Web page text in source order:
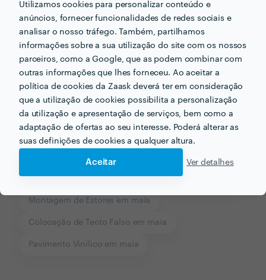
Utilizamos cookies para personalizar conteúdo e
anúncios, fornecer funcionalidades de redes sociais e
analisar o nosso tráfego. Também, partilhamos
informações sobre a sua utilização do site com os nossos
parceiros, como a Google, que as podem combinar com
outras informações que lhes forneceu. Ao aceitar a
política de cookies da Zaask deverá ter em consideração
que a utilização de cookies possibilita a personalização
da utilização e apresentação de serviços, bem como a
adaptação de ofertas ao seu interesse. Poderá alterar as
suas definições de cookies a qualquer altura.
Aceitar Ver detalhes
Outros serviços proporcionados por Eng.ª Alexandra
Rodrigues
Pavimento Flutuante em maia
Remodelações em maia Pintores em maia
Remodelação de Apartamento em maia
Pavimentos em maia Paredes de Pladur em maia
Montagem de Estores em maia
Colocação de Tecto Falso em maia
Pavimento Vinílico em maia